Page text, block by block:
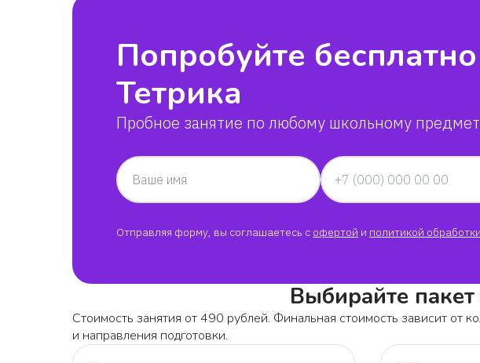
Попробуйте
Тетрика
Пробное занятие по любому школьному
Ваше имя
Отправляя форму, вы соглашаетесь с офертой и политикой
Выбирайте
Стоимость занятия от 490 рублей. Финальная стоимость зависит от
и направления подготовки.